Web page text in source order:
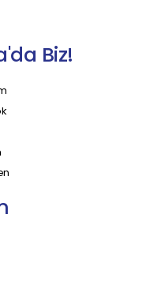
Biz!